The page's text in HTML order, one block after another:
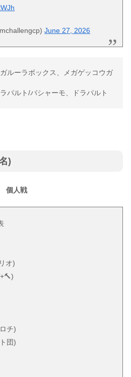
June 27, 2026
ルーラボックス、メガゲッコウガ
パルト/バシャーモ、ドラパルト
)
個人戦
オ)
チ)
団)